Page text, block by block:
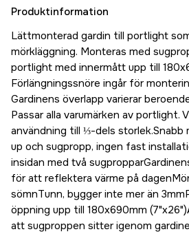
Produktinformation
Lättmonterad gardin till portlight
mörkläggning. Monteras med
portlight med innermått upp till
Förlängningssnöre ingår för
Gardinens överlapp varierar
Passar alla varumärken av portlight.
användning till ⅓-dels storlek.Snabb
up och sugpropp, ingen fast
insidan med två
för att reflektera värme på
sömnTunn, bygger inte mer än
öppning upp till 180x690mm
att sugproppen sitter igenom